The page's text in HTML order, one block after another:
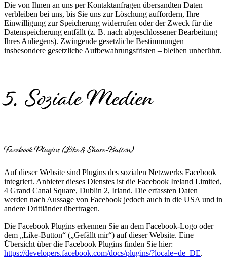
Die von Ihnen an uns per Kontaktanfragen übersandten Daten
verbleiben bei uns, bis Sie uns zur Löschung auffordern, Ihre
Einwilligung zur Speicherung widerrufen oder der Zweck für die
Datenspeicherung entfällt (z. B. nach abgeschlossener Bearbeitung
Ihres Anliegens). Zwingende gesetzliche Bestimmungen –
insbesondere gesetzliche Aufbewahrungsfristen – bleiben unberührt.
5. Soziale Medien
Facebook Plugins (Like & Share-Button)
Auf dieser Website sind Plugins des sozialen Netzwerks Facebook
integriert. Anbieter dieses Dienstes ist die Facebook Ireland Limited,
4 Grand Canal Square, Dublin 2, Irland. Die erfassten Daten
werden nach Aussage von Facebook jedoch auch in die USA und in
andere Drittländer übertragen.
Die Facebook Plugins erkennen Sie an dem Facebook-Logo oder
dem „Like-Button“ („Gefällt mir“) auf dieser Website. Eine
Übersicht über die Facebook Plugins finden Sie hier:
https://developers.facebook.com/docs/plugins/?locale=de_DE.